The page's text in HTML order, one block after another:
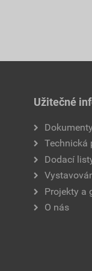
Užitečné
Dokumenty
Technická
Dodací
Projekty a
O nás